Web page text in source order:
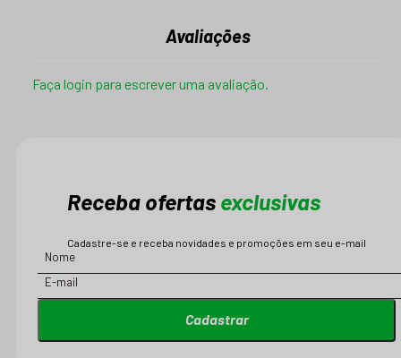
Avaliações
Faça login para escrever uma avaliação.
Receba ofertas exclusivas
Cadastre-se e receba novidades e promoções em seu e-mail
Cadastrar